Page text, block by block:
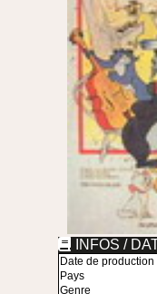
INFOS /
Date de production
Pays
Genre